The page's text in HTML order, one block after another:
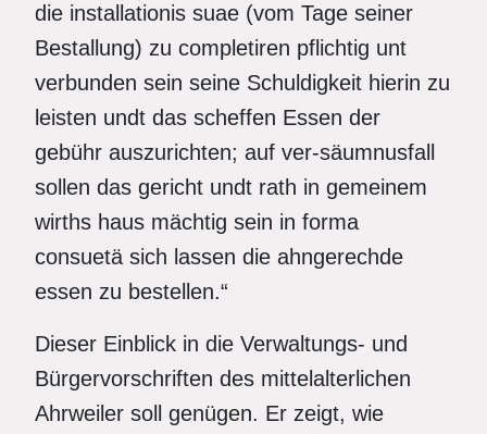
die installationis suae (vom Tage seiner
Bestallung) zu completiren pflichtig unt
verbunden sein seine Schuldigkeit hierin zu
leisten undt das scheffen Essen der
gebühr auszurichten; auf ver-säumnusfall
sollen das gericht undt rath in gemeinem
wirths haus mächtig sein in forma
consuetä sich lassen die ahngerechde
essen zu bestellen.“
Dieser Einblick in die Verwaltungs- und
Bürgervorschriften des mittelalterlichen
Ahrweiler soll genügen. Er zeigt, wie